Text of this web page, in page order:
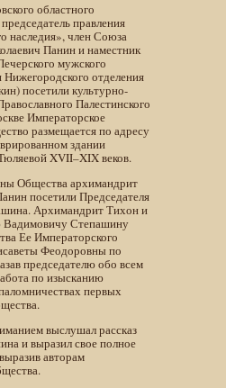
областного
правления
наследия», член Союза
Панин и наместник
мужского
отделения
посетили культурно-
Палестинского
Императорское
размещается по адресу
здании
XVII–XIX веков.
Общества архимандрит
посетили Председателя
Архимандрит Тихон и
Вадимовичу Степашину
Ее Императорского
Феодоровны по
председателю обо всем
по изысканию
первых
выслушал рассказ
и выразил свое полное
авторам